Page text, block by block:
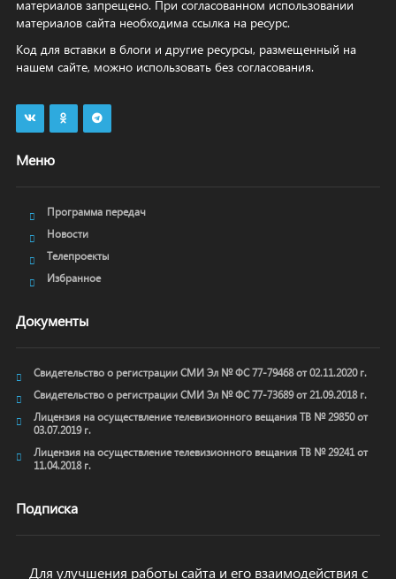
материалов запрещено. При согласованном использовании
материалов сайта необходима ссылка на ресурс.
Код для вставки в блоги и другие ресурсы, размещенный на
нашем сайте, можно использовать без согласования.
Меню
Программа передач
Новости
Телепроекты
Избранное
Документы
Свидетельство о регистрации СМИ Эл № ФС 77-79468 от 02.11.2020 г.
Свидетельство о регистрации СМИ Эл № ФС 77-73689 от 21.09.2018 г.
Лицензия на осуществление телевизионного вещания ТВ № 29850 от
03.07.2019 г.
Лицензия на осуществление телевизионного вещания ТВ № 29241 от
11.04.2018 г.
Подписка
Для улучшения работы сайта и его взаимодействия с